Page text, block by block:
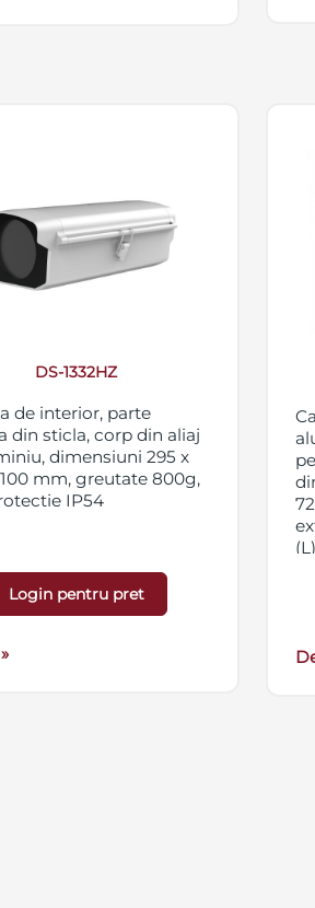
DS-1332HZ
de interior, parte
din sticla, corp din aliaj
dimensiuni 295 x
100 mm, greutate 800g,
IP54
Login pentru pret